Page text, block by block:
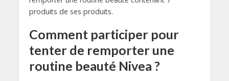
produits de ses produits.
Comment participer pour
tenter de remporter une
routine beauté Nivea ?